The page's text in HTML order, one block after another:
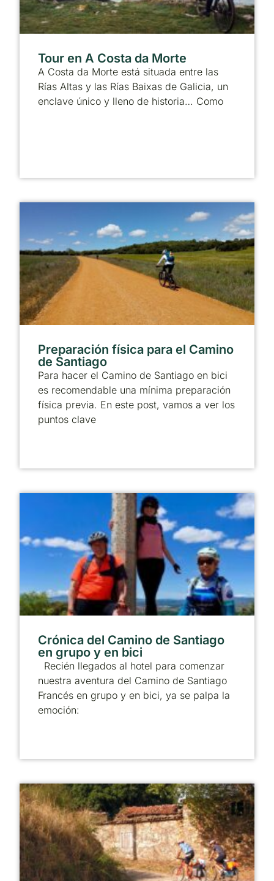
Tour en A Costa da Morte
A Costa da Morte está situada entre las
Rías Altas y las Rías Baixas de Galicia, un
enclave único y lleno de historia… Como
Preparación física para el Camino
de Santiago
Para hacer el Camino de Santiago en bici
es recomendable una mínima preparación
física previa. En este post, vamos a ver los
puntos clave
Crónica del Camino de Santiago
en grupo y en bici
Recién llegados al hotel para comenzar
nuestra aventura del Camino de Santiago
Francés en grupo y en bici, ya se palpa la
emoción: